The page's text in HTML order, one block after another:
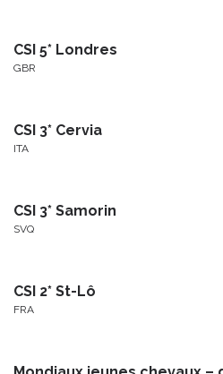
CSI 5* Londres
GBR
CSI 3* Cervia
ITA
CSI 3* Samorin
SVQ
CSI 2* St-Lô
FRA